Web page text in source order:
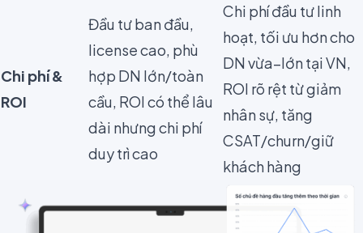
Chi phí &
ROI
Đầu tư ban đầu,
license cao, phù
hợp DN lớn/toàn
cầu, ROI có thể lâu
dài nhưng chi phí
duy trì cao
Chi phí đầu tư linh
hoạt, tối ưu hơn cho
DN vừa–lớn tại VN,
ROI rõ rệt từ giảm
nhân sự, tăng
CSAT/churn/giữ
khách hàng